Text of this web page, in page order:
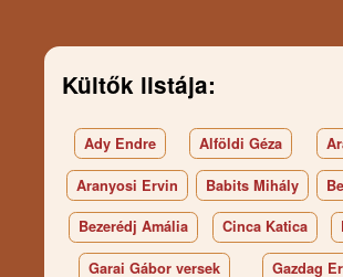
Kültők listája:
Ady Endre Alföldi Géza
Aranyosi Ervin Babits Mihály
Bezerédj Amália Cinca Katica
Garai Gábor versek Gazdag